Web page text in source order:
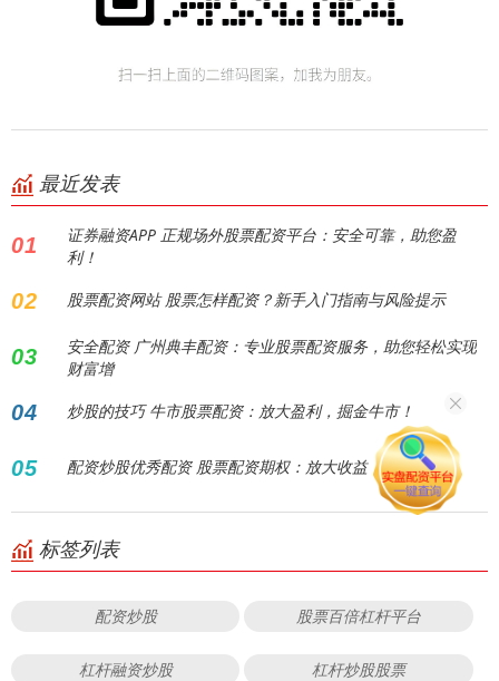
最近发表
01
证券融资APP 正规场外股票配资平台：安全可靠，助您盈
利！
02 股票配资网站 股票怎样配资？新手入门指南与风险提示
03
安全配资 广州典丰配资：专业股票配资服务，助您轻松实现
财富增
04 炒股的技巧 牛市股票配资：放大盈利，掘金牛市！
05 配资炒股优秀配资 股票配资期权：放大收益，风险可控？
标签列表
配资炒股 股票百倍杠杆平台
杠杆融资炒股 杠杆炒股股票